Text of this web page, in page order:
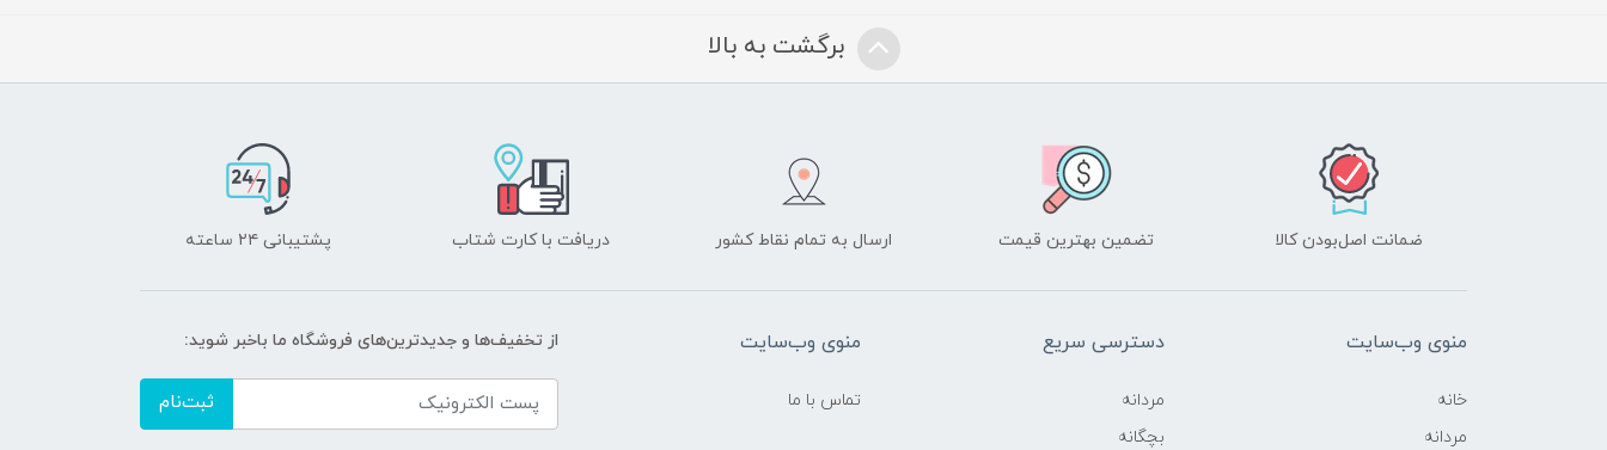
برگشت به بالا
ضمانت اصل‌بودن کالا تضمین بهترین قیمت ارسال به تمام نقاط کشور دریافت با کارت شتاب پشتیبانی ۲۴ ساعته
منوی وب‌سایت
خانه
مردانه
دسترسی سریع
مردانه
بچگانه
منوی وب‌سایت
تماس با ما
از تخفیف‌ها و جدیدترین‌های فروشگاه ما باخبر شوید:
ثبت‌نام